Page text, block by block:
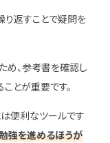
り返すことで疑問を
ため、参考書を確認し
とが重要です。
便利なツールです
強を進めるほうが